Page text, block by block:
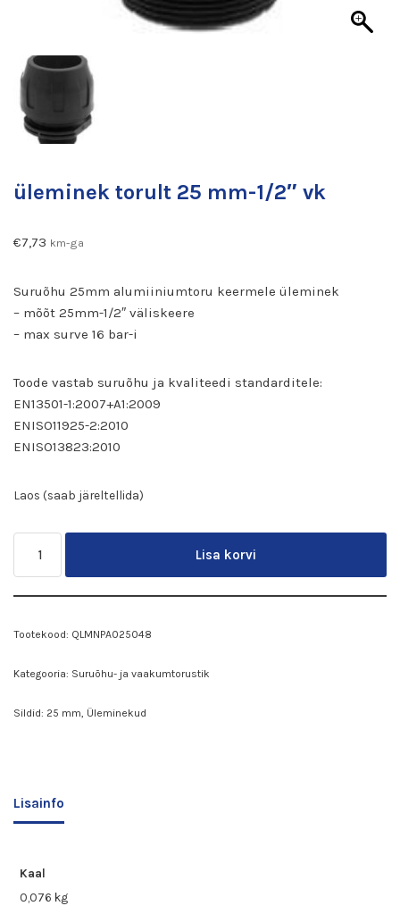
üleminek torult 25 mm-1/2″ vk
€7,73 km-ga
Suruõhu 25mm alumiiniumtoru keermele üleminek
– mõõt 25mm-1/2″ väliskeere
– max surve 16 bar-i
Toode vastab suruõhu ja kvaliteedi standarditele:
EN13501-1:2007+A1:2009
ENISO11925-2:2010
ENISO13823:2010
Laos (saab järeltellida)
Lisa korvi
Tootekood: QLMNPA025048
Kategooria: Suruõhu- ja vaakumtorustik
Sildid: 25 mm Üleminekud
Lisainfo
Kaal
0,076 kg